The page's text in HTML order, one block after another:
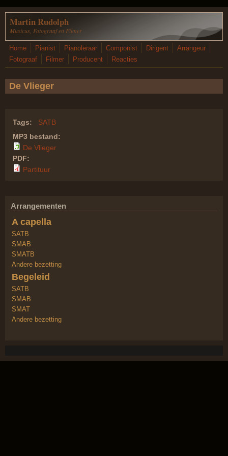
Overslaan en naar de inhoud gaan
Martin Rudolph
Musicus, Fotograaf en Filmer
Home Pianist Pianoleraar Componist Dirigent
Arrangeur
Fotograaf
Filmer Producent Reacties
De Vlieger
Tags:
SATB
MP3 bestand:
De Vlieger
PDF:
Partituur
Arrangementen
A capella
SATB
SMAB
SMATB
Andere bezetting
Begeleid
SATB
SMAB
SMAT
Andere bezetting